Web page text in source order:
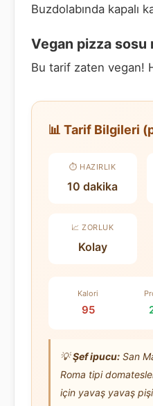
Buzdolabında kapalı
Vegan pizza sosu
Bu tarif zaten vegan!
📊 Tarif Bilgileri
⏱️ HAZIRLIK
10 dakika
📈 ZORLUK
Kolay
Kalori
95
💡Şef ipucu: San
Roma tipi
için yavaş yavaş